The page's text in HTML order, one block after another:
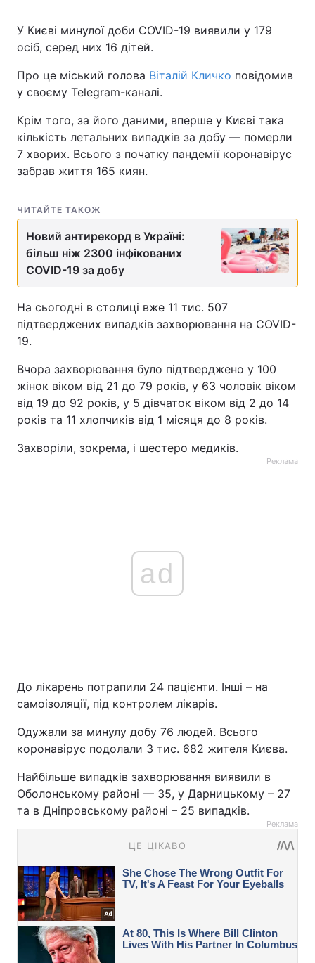
У Києві минулої доби COVID-19 виявили у 179
осіб, серед них 16 дітей.
Про це міський голова Віталій Кличко повідомив
у своєму Telegram-каналі.
Крім того, за його даними, вперше у Києві така
кількість летальних випадків за добу — померли
7 хворих. Всього з початку пандемії коронавірус
забрав життя 165 киян.
ЧИТАЙТЕ ТАКОЖ
Новий антирекорд в Україні:
більш ніж 2300 інфікованих
COVID-19 за добу
На сьогодні в столиці вже 11 тис. 507
підтверджених випадків захворювання на COVID-
19.
Вчора захворювання було підтверджено у 100
жінок віком від 21 до 79 років, у 63 чоловік віком
від 19 до 92 рокiв, у 5 дівчаток віком від 2 до 14
років та 11 хлопчиків від 1 місяця до 8 років.
Захворіли, зокрема, і шестеро медиків.
Реклама
ad
До лікарень потрапили 24 пацієнти. Інші – на
самоізоляції, під контролем лікарів.
Одужали за минулу добу 76 людей. Всього
коронавірус подолали 3 тис. 682 жителя Києва.
Найбільше випадків захворювання виявили в
Оболонському районі — 35, у Дарницькому – 27
та в Дніпровському районі – 25 випадків.
Реклама